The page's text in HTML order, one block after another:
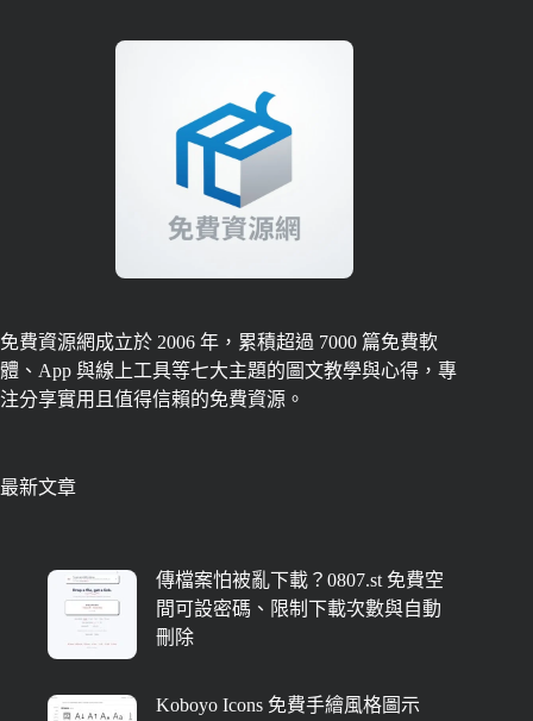
免費資源網成立於 2006 年，累積超過 7000 篇免費軟
體、App 與線上工具等七大主題的圖文教學與心得，專
注分享實用且值得信賴的免費資源。
最新文章
傳檔案怕被亂下載？0807.st 免費空
間可設密碼、限制下載次數與自動
刪除
Koboyo Icons 免費手繪風格圖示